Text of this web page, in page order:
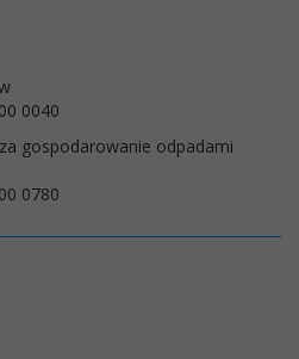
0040
gospodarowanie odpadami
0780